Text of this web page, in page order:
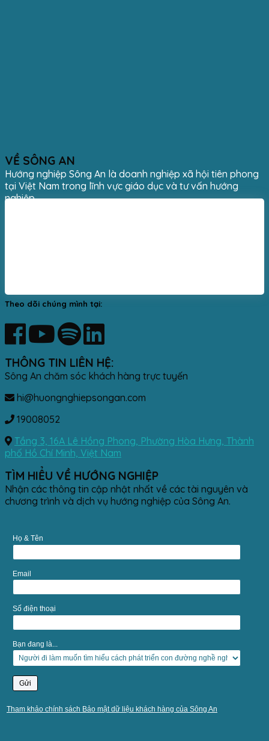
VỀ SÔNG AN
Hướng nghiệp Sông An là doanh nghiệp xã hội tiên phong
tại Việt Nam trong lĩnh vực giáo dục và tư vấn hướng
nghiệp.
Theo dõi chúng mình tại:
THÔNG TIN LIÊN HỆ:
Sông An chăm sóc khách hàng trực tuyến
hi@huongnghiepsongan.com
19008052
Tầng 3, 16A Lê Hồng Phong, Phường Hòa Hưng, Thành
phố Hồ Chí Minh, Việt Nam
TÌM HIỂU VỀ HƯỚNG NGHIỆP
Nhận các thông tin cập nhật nhất về các tài nguyên và
chương trình và dịch vụ hướng nghiệp của Sông An.
Họ & Tên
Email
Số điện thoại
Bạn đang là...
Tham khảo chính sách Bảo mật dữ liệu khách hàng của Sông An